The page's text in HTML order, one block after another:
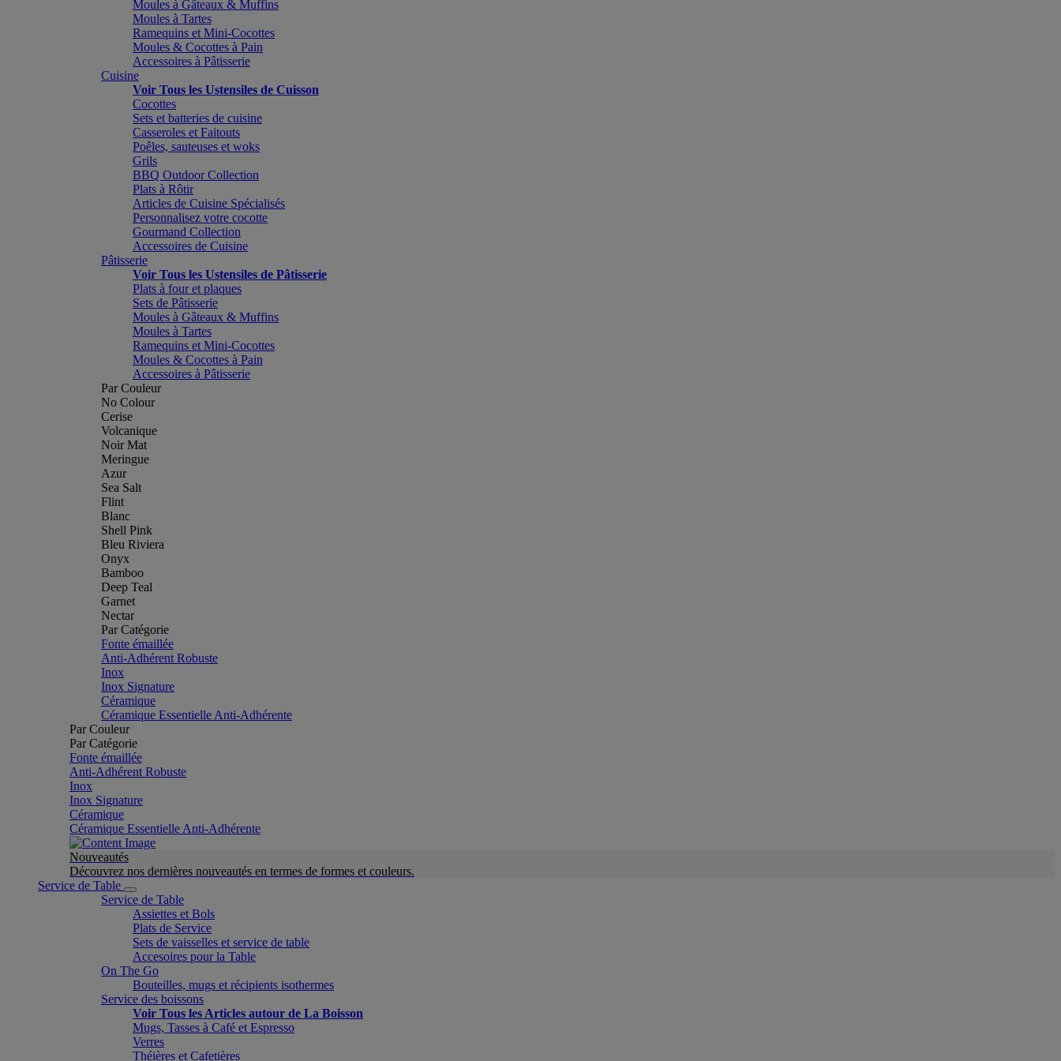
Moules à Gâteaux & Muffins
Moules à Tartes
Ramequins et Mini-Cocottes
Moules & Cocottes à Pain
Accessoires à Pâtisserie
Cuisine
Voir Tous les Ustensiles de Cuisson
Cocottes
Sets et batteries de cuisine
Casseroles et Faitouts
Poêles, sauteuses et woks
Grils
BBQ Outdoor Collection
Plats à Rôtir
Articles de Cuisine Spécialisés
Personnalisez votre cocotte
Gourmand Collection
Accessoires de Cuisine
Pâtisserie
Voir Tous les Ustensiles de Pâtisserie
Plats à four et plaques
Sets de Pâtisserie
Moules à Gâteaux & Muffins
Moules à Tartes
Ramequins et Mini-Cocottes
Moules & Cocottes à Pain
Accessoires à Pâtisserie
Par Couleur
No Colour
Cerise
Volcanique
Noir Mat
Meringue
Azur
Sea Salt
Flint
Blanc
Shell Pink
Bleu Riviera
Onyx
Bamboo
Deep Teal
Garnet
Nectar
Par Catégorie
Fonte émaillée
Anti-Adhérent Robuste
Inox
Inox Signature
Céramique
Céramique Essentielle Anti-Adhérente
Par Couleur
Par Catégorie
Fonte émaillée
Anti-Adhérent Robuste
Inox
Inox Signature
Céramique
Céramique Essentielle Anti-Adhérente
Nouveautés
Découvrez nos dernières nouveautés en termes de formes et couleurs.
Service de Table
Service de Table
Assiettes et Bols
Plats de Service
Sets de vaisselles et service de table
Accesoires pour la Table
On The Go
Bouteilles, mugs et récipients isothermes
Service des boissons
Voir Tous les Articles autour de La Boisson
Mugs, Tasses à Café et Espresso
Verres
Théières et Cafetières